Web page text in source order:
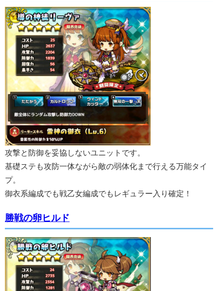
攻撃と防御を妥協しないユニットです。
基礎ステも攻防一体ながら敵の弱体化まで行える万能タイ
プ。
御衣系編成でも戦乙女編成でもレギュラー入り確定！
勝戦の卵ヒルド